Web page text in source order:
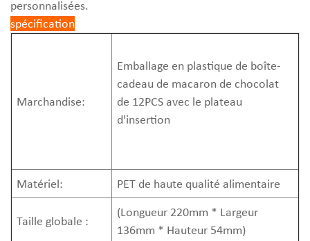
personnalisées.
spécification
Marchandise:
Emballage en plastique de boîte-
cadeau de macaron de chocolat
de 12PCS avec le plateau
d'insertion
Matériel: PET de haute qualité alimentaire
Taille globale :
(Longueur 220mm * Largeur
136mm * Hauteur 54mm)